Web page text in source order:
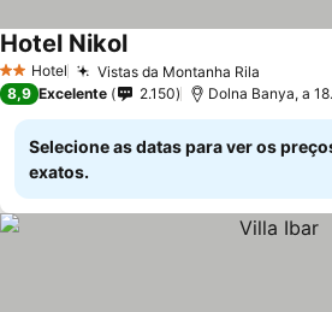
2 Estrelas
Hotel Vistas da Montanha Rila
Hotel Nikol
8,9 Excelente 2.150 Dolna Banya, a
Selecione as datas para ver os
exatos.